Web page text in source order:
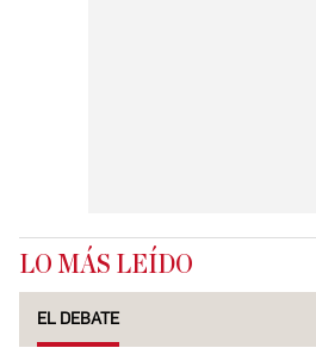
LO MÁS LEÍDO
EL DEBATE